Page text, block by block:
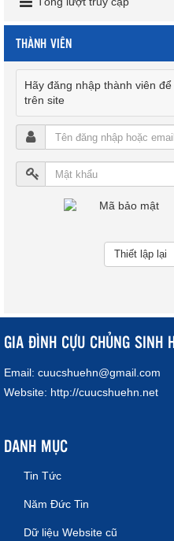
THÀNH VIÊN
Hãy đăng nhập thành viên
trên site
GIA ĐÌNH CỰU CHỦNG SINH
Email: cuucshuehn@gmail.com
Website: http://cuucshuehn.net
DANH MỤC
Tin Tức
Năm Đức Tin
Dữ liệu Website cũ